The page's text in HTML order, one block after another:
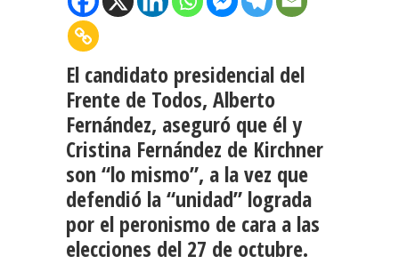
El candidato presidencial del
Frente de Todos, Alberto
Fernández, aseguró que él y
Cristina Fernández de Kirchner
son “lo mismo”, a la vez que
defendió la “unidad” lograda
por el peronismo de cara a las
elecciones del 27 de octubre.